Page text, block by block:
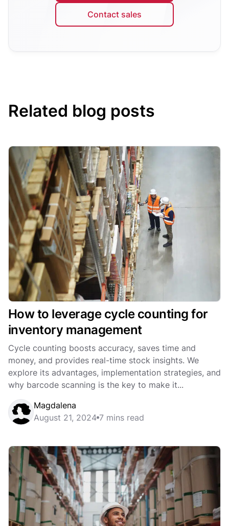
Contact sales
Related blog posts
How to leverage cycle counting for
inventory management
Cycle counting boosts accuracy, saves time and
money, and provides real-time stock insights. We
explore its advantages, implementation strategies, and
why barcode scanning is the key to make it...
Magdalena
August 21, 2024 7 mins read